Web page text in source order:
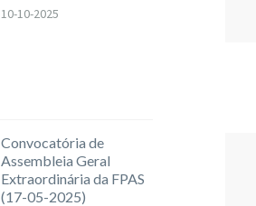
10-10-2025
Convocatória de
Assembleia Geral
Extraordinária da FPAS
(17-05-2025)